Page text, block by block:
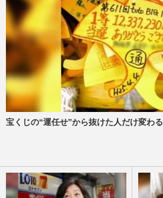
宝くじの“運任せ”から抜けた人だけ変わる